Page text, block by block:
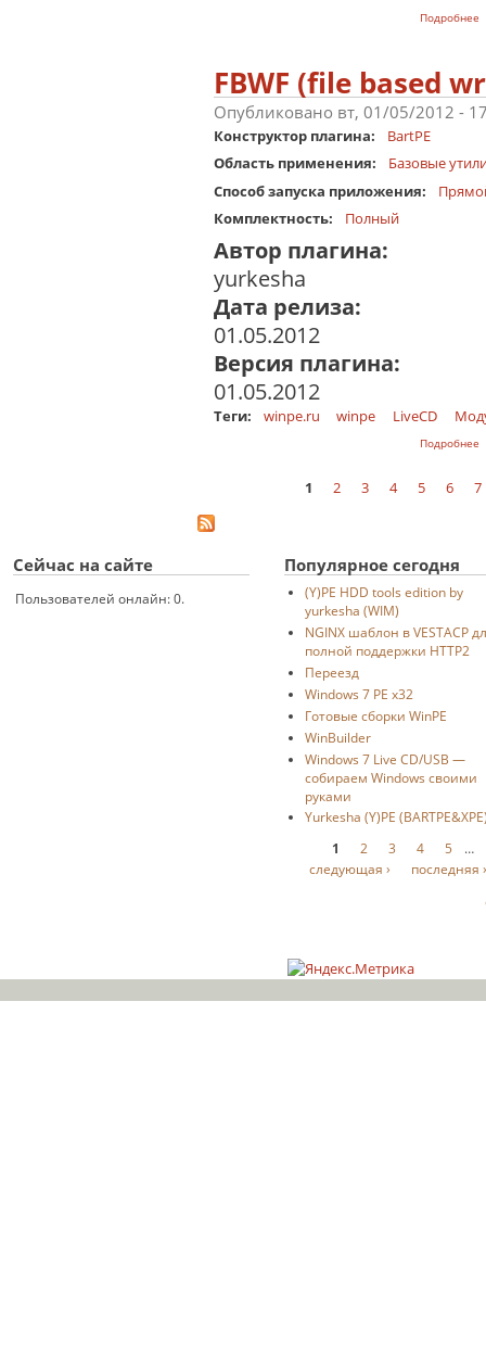
Подробнее
FBWF (file based
Опубликовано вт, 01/05/2012 -
Конструктор плагина:
BartPE
Область применения:
Базовые
Способ запуска приложения:
Комплектность:
Полный
Автор плагина:
yurkesha
Дата релиза:
01.05.2012
Версия плагина:
01.05.2012
Теги: winpe.ru winpe LiveCD
Подробнее
1 2 3 4 5 6 7
Сейчас на сайте
Пользователей онлайн: 0.
Популярное сегодня
(Y)PE HDD tools edition by
yurkesha (WIM)
NGINX шаблон в VESTACP
полной поддержки HTTP2
Переезд
Windows 7 PE x32
Готовые сборки WinPE
WinBuilder
Windows 7 Live CD/USB —
собираем Windows своими
руками
Yurkesha (Y)PE
Страницы
1 2 3 4 5
…
следующая ›
последняя